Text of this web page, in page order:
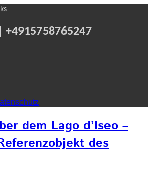
dem Lago d’Iseo –
des